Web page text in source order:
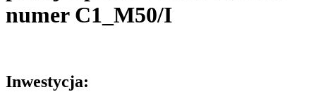
numer C1_M50/I
Inwestycja: